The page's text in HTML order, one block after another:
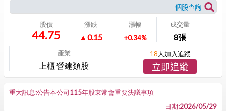
股價
44.75
漲跌
▲0.15
漲幅
+0.34%
成交量
8張
產業
上櫃 營建類股
18 人加入追蹤
立即追蹤
重大訊息:公告本公司115年股東常會重要決議事項
日期:2026/05/29